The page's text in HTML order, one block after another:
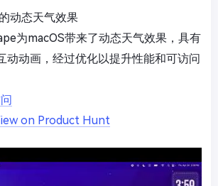
动态天气效果
为macOS带来了动态天气效果，具有
动动画，经过优化以提升性能和可访问
on Product Hunt